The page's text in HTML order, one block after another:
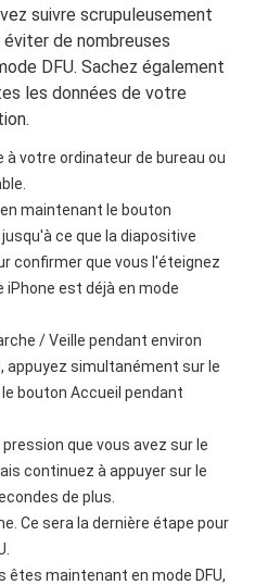
suivre scrupuleusement
de nombreuses
DFU. Sachez également
les données de votre
votre ordinateur de bureau ou
maintenant le bouton
ce que la diapositive
confirmer que vous l'éteignez
est déjà en mode
/ Veille pendant environ
appuyez simultanément sur le
bouton Accueil pendant
que vous avez sur le
continuez à appuyer sur le
de plus.
Ce sera la dernière étape pour
êtes maintenant en mode DFU,